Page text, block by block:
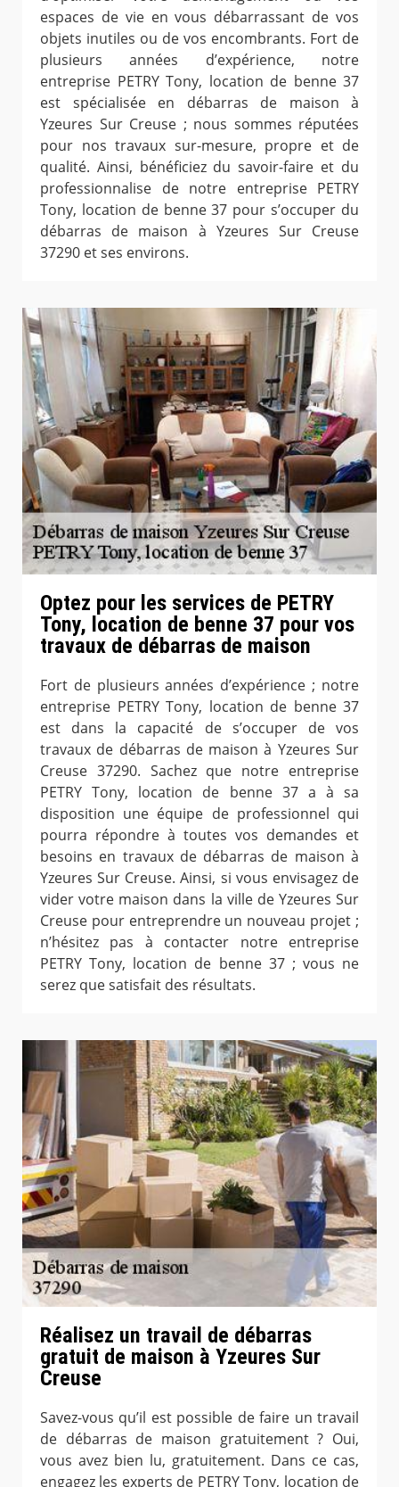
espaces de vie en vous débarrassant de vos
objets inutiles ou de vos encombrants. Fort de
plusieurs années d’expérience, notre
entreprise PETRY Tony, location de benne 37
est spécialisée en débarras de maison à
Yzeures Sur Creuse ; nous sommes réputées
pour nos travaux sur-mesure, propre et de
qualité. Ainsi, bénéficiez du savoir-faire et du
professionnalise de notre entreprise PETRY
Tony, location de benne 37 pour s’occuper du
débarras de maison à Yzeures Sur Creuse
37290 et ses environs.
Optez pour les services de PETRY
Tony, location de benne 37 pour vos
travaux de débarras de maison
Fort de plusieurs années d’expérience ; notre
entreprise PETRY Tony, location de benne 37
est dans la capacité de s’occuper de vos
travaux de débarras de maison à Yzeures Sur
Creuse 37290. Sachez que notre entreprise
PETRY Tony, location de benne 37 a à sa
disposition une équipe de professionnel qui
pourra répondre à toutes vos demandes et
besoins en travaux de débarras de maison à
Yzeures Sur Creuse. Ainsi, si vous envisagez de
vider votre maison dans la ville de Yzeures Sur
Creuse pour entreprendre un nouveau projet ;
n’hésitez pas à contacter notre entreprise
PETRY Tony, location de benne 37 ; vous ne
serez que satisfait des résultats.
Réalisez un travail de débarras
gratuit de maison à Yzeures Sur
Creuse
Savez-vous qu’il est possible de faire un travail
de débarras de maison gratuitement ? Oui,
vous avez bien lu, gratuitement. Dans ce cas,
engagez les experts de PETRY Tony, location de